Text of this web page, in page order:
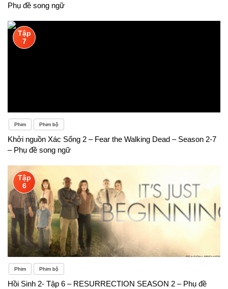
Phụ đề song ngữ
Tập
7
Phim Phim bộ
Khởi nguồn Xác Sống 2 – Fear the Walking Dead – Season 2-7
– Phụ đề song ngữ
Tập
6
Phim Phim bộ
Hồi Sinh 2- Tập 6 – RESURRECTION SEASON 2 – Phụ đề